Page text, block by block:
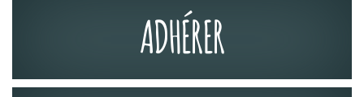
ADHÉRER